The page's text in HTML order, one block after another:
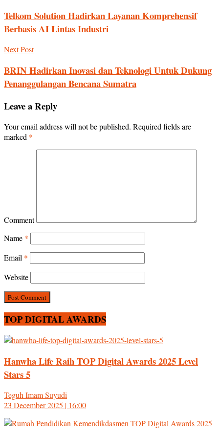
Telkom Solution Hadirkan Layanan Komprehensif
Berbasis AI Lintas Industri
Next Post
BRIN Hadirkan Inovasi dan Teknologi Untuk Dukung
Penanggulangan Bencana Sumatra
Leave a Reply
Your email address will not be published. Required fields are
marked *
Comment
Name *
Email *
Website
TOP DIGITAL AWARDS
Hanwha Life Raih TOP Digital Awards 2025 Level
Stars 5
Teguh Imam Suyudi
23 December 2025 | 16:00